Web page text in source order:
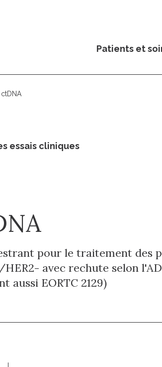
Patients et
essais cliniques
pour le traitement des
avec rechute selon
aussi EORTC 2129)